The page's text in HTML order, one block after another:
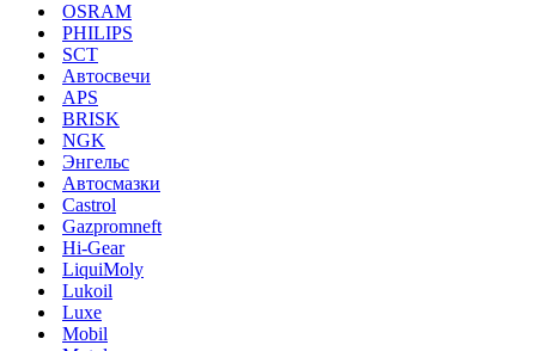
OSRAM
PHILIPS
SCT
Автосвечи
APS
BRISK
NGK
Энгельс
Автосмазки
Castrol
Gazpromneft
Hi-Gear
LiquiMoly
Lukoil
Luxe
Mobil